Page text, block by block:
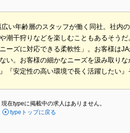
い年齢層のスタッフが働く同社。社内
潮干狩りなどを楽しむこともあるそう
ーズに対応できる柔軟性」。お客様は
い。お客様の細かなニーズを汲み取り
『安定性の高い環境で長く活躍したい
現在typeに掲載中の求人はありません。
typeトップに戻る